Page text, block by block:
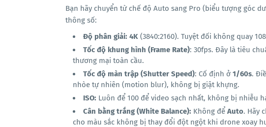
Bạn hãy chuyển từ chế độ Auto sang Pro (biểu tượng góc
thông số:
Độ phân giải: 4K (3840:2160). Tuyệt đối không quay
Tốc độ khung hình (Frame Rate): 30fps. Đây là tiêu
thương mại toàn cầu.
Tốc độ màn trập (Shutter Speed): Cố định ở 1/60s.
nhòe tự nhiên (motion blur), không bị giật khựng.
ISO: Luôn để 100 để video sạch nhất, không bị nhiễu
Cân bằng trắng (White Balance): Không để Auto. Hãy
cho màu sắc không bị thay đổi đột ngột khi drone xoay